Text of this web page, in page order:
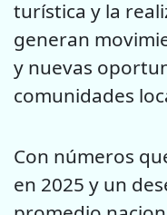
turística y la
generan
y nuevas
comunidades
Con números
en 2025 y un